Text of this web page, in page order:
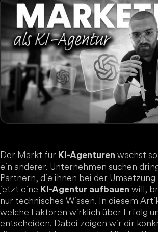
Der Markt für KI-Agenturen wächst
ein anderer. Unternehmen suchen
Partnern, die ihnen bei der
jetzt eine KI-Agentur aufbauen will,
nur technisches Wissen. In diesem
welche Faktoren wirklich über Erfolg
entscheiden. Dabei zeigen wir dir